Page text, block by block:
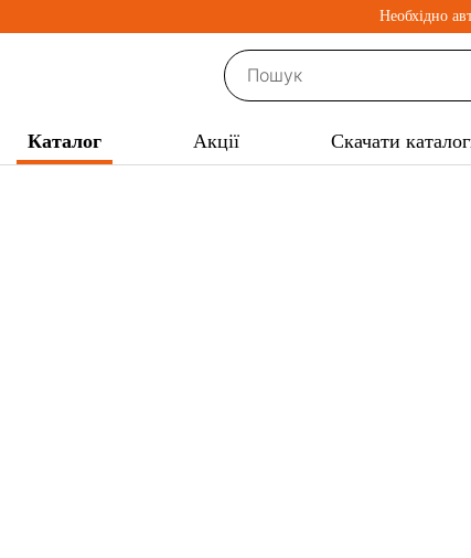
Необхідно
Каталог Акції Скачати